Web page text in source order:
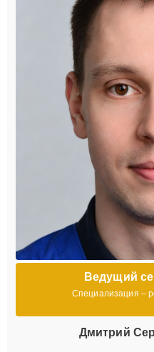
Ведущий
Специализация –
Дмитрий